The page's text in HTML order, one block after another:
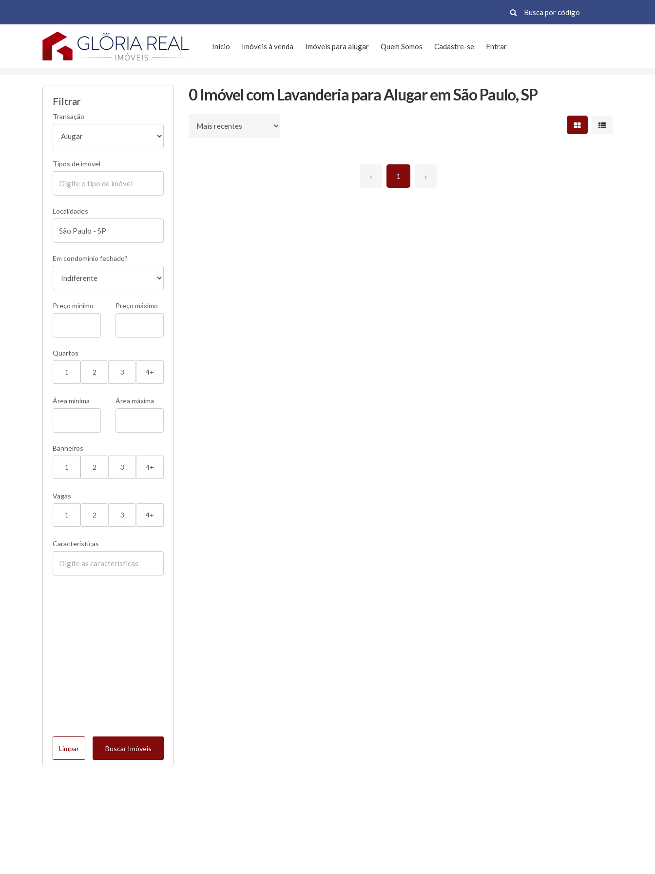
Página inicial
Início Imóveis à venda Imóveis para alugar Quem Somos Cadastre-se Entrar
Filtrar
Transação
Tipos de imóvel
Localidades
Em condomínio fechado?
Preço mínimo Preço máximo
Quartos
1 2 3 4+
Área mínima Área máxima
Banheiros
1 2 3 4+
Vagas
1 2 3 4+
Características
Limpar Buscar Imóveis
0 Imóvel com Lavanderia para Alugar em São Paulo, SP
Ordenar por Mostrar resultados em
Mostrar
‹ 1 ›